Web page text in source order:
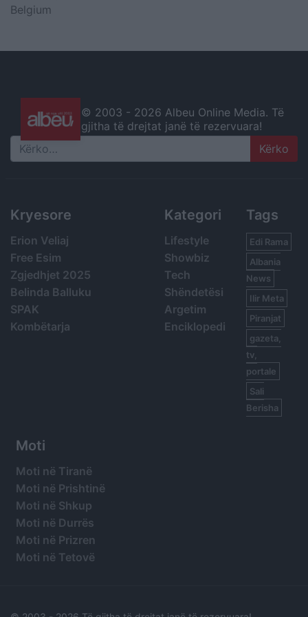
Belgium
© 2003 - 2026 Albeu Online Media. Të
gjitha të drejtat janë të rezervuara!
Search
Kryesore
Erion Veliaj
Free Esim
Zgjedhjet 2025
Belinda Balluku
SPAK
Kombëtarja
Kategori
Lifestyle
Showbiz
Tech
Shëndetësi
Argetim
Enciklopedi
Tags
Edi Rama
Albania
News
Ilir Meta
Piranjat
gazeta,
tv,
portale
Sali
Berisha
Moti
Moti në Tiranë
Moti në Prishtinë
Moti në Shkup
Moti në Durrës
Moti në Prizren
Moti në Tetovë